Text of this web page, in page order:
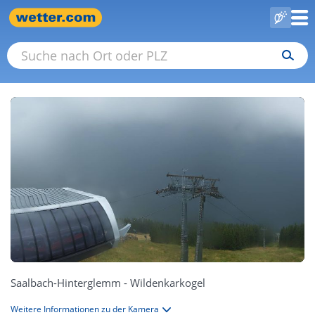
Saalbach-Hinterglemm - Wildenkarkogel
Weitere Informationen zu der Kamera